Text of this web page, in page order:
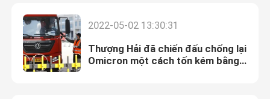
2022-05-02 13:30:31
Thượng Hải đã chiến đấu chống lại
Omicron một cách tốn kém bằng